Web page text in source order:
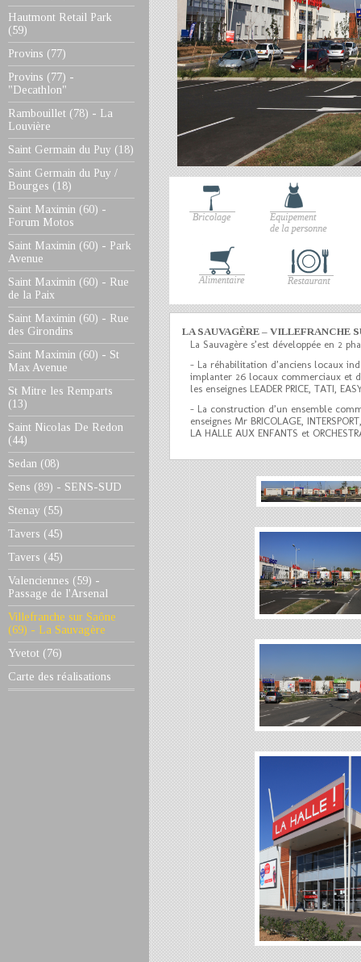
Hautmont Retail Park
(59)
Provins (77)
Provins (77) -
"Decathlon"
Rambouillet (78) - La
Louvière
Saint Germain du Puy (18)
Saint Germain du Puy /
Bourges (18)
Saint Maximin (60) -
Forum Motos
Saint Maximin (60) - Park
Avenue
Saint Maximin (60) - Rue
de la Paix
Saint Maximin (60) - Rue
des Girondins
Saint Maximin (60) - St
Max Avenue
St Mitre les Remparts
(13)
Saint Nicolas De Redon
(44)
Sedan (08)
Sens (89) - SENS-SUD
Stenay (55)
Tavers (45)
Tavers (45)
Valenciennes (59) -
Passage de l'Arsenal
Villefranche sur Saône
(69) - La Sauvagère
Yvetot (76)
Carte des réalisations
LA SAUVAGÈRE – VILLEFRANCHE
La Sauvagère s’est développée en 2
- La réhabilitation d’anciens locaux
implanter 26 locaux commerciaux et
les enseignes LEADER PRICE, TATI,
- La construction d’un ensemble
enseignes Mr BRICOLAGE,
LA HALLE AUX ENFANTS et